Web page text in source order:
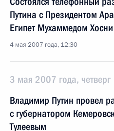
Путина с Президентом
Египет Мухаммедом
4 мая 2007 года, 12:30
3 мая 2007 года, четверг
Владимир Путин провел
с губернатором
Тулеевым